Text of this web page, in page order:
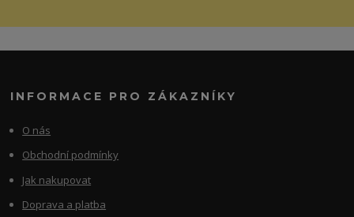
INFORMACE PRO ZÁKAZNÍKY
O nás
Obchodní podmínky
Jak nakupovat
Doprava a platba